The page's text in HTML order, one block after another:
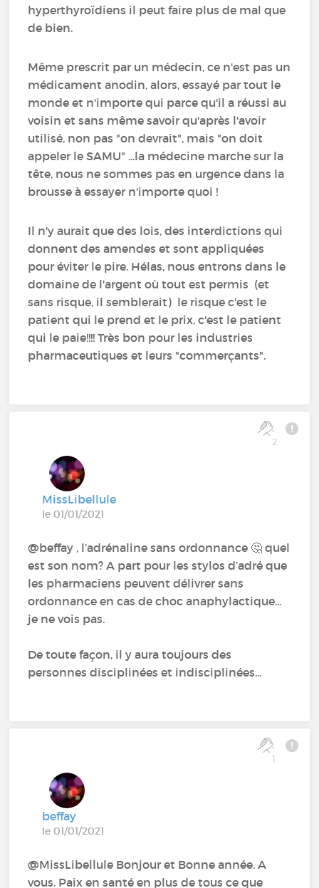
hyperthyroïdiens il peut faire plus de mal que
de bien.
Même prescrit par un médecin, ce n'est pas un
médicament anodin, alors, essayé par tout le
monde et n'importe qui parce qu'il a réussi au
voisin et sans même savoir qu'après l'avoir
utilisé, non pas "on devrait", mais "on doit
appeler le SAMU" ...la médecine marche sur la
tête, nous ne sommes pas en urgence dans la
brousse à essayer n'importe quoi !
Il n'y aurait que des lois, des interdictions qui
donnent des amendes et sont appliquées
pour éviter le pire. Hélas, nous entrons dans le
domaine de l'argent où tout est permis (et
sans risque, il semblerait) le risque c'est le
patient qui le prend et le prix, c'est le patient
qui le paie!!!! Très bon pour les industries
pharmaceutiques et leurs "commerçants".
2
MissLibellule
le 01/01/2021
@beffay‍ , l’adrénaline sans ordonnance 🤔 quel
est son nom? A part pour les stylos d’adré que
les pharmaciens peuvent délivrer sans
ordonnance en cas de choc anaphylactique...
je ne vois pas.
De toute façon, il y aura toujours des
personnes disciplinées et indisciplinées...
1
beffay
le 01/01/2021
@MissLibellule Bonjour et Bonne année. A
vous. Paix en santé en plus de tous ce que